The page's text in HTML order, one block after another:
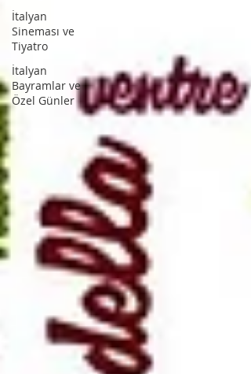
İtalyan
Sineması ve
Tiyatro
İtalyan
Bayramlar ve
Özel Günler